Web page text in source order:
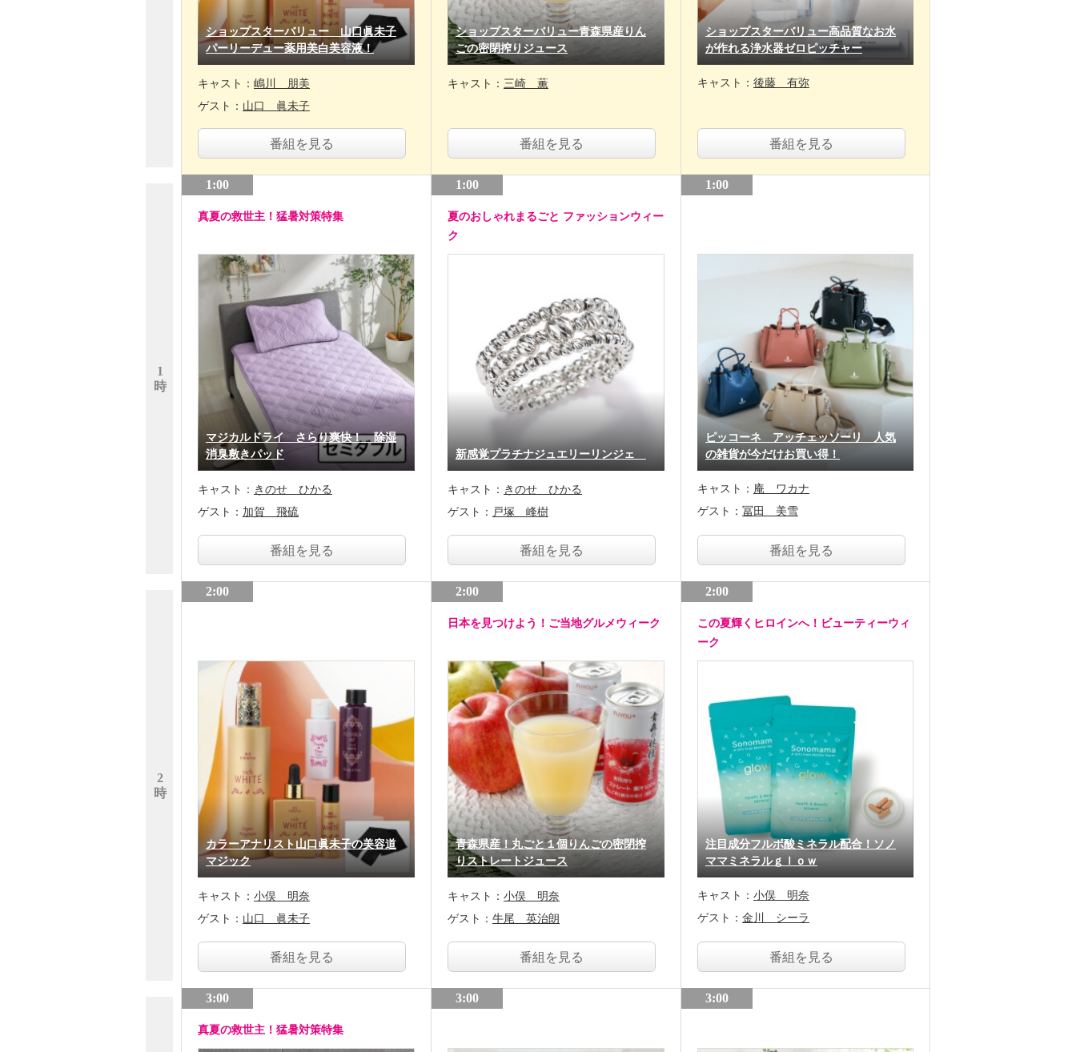
1
時
2
時
ショップスターバリュー 山口眞未子
パーリーデュー薬用美白美容液！
キャスト： 嶋川 朋美
ゲスト： 山口 眞未子
番組を見る
1:00
真夏の救世主！猛暑対策特集
マジカルドライ さらり爽快！ 除湿
消臭敷きパッド
キャスト： きのせ ひかる
ゲスト： 加賀 飛硫
番組を見る
2:00
カラーアナリスト山口眞未子の美容道
マジック
キャスト： 小俣 明奈
ゲスト： 山口 眞未子
番組を見る
3:00
真夏の救世主！猛暑対策特集
ショップスターバリュー青森県産りん
ごの密閉搾りジュース
キャスト： 三崎 薫
番組を見る
1:00
夏のおしゃれまるごと ファッションウィー
ク
新感覚プラチナジュエリーリンジェ
キャスト： きのせ ひかる
ゲスト： 戸塚 峰樹
番組を見る
2:00
日本を見つけよう！ご当地グルメウィーク
青森県産！丸ごと１個りんごの密閉搾
りストレートジュース
キャスト： 小俣 明奈
ゲスト： 牛尾 英治朗
番組を見る
3:00
ショップスターバリュー高品質なお水
が作れる浄水器ゼロピッチャー
キャスト： 後藤 有弥
番組を見る
1:00
ピッコーネ アッチェッソーリ 人気
の雑貨が今だけお買い得！
キャスト： 庵 ワカナ
ゲスト： 冨田 美雪
番組を見る
2:00
この夏輝くヒロインへ！ビューティーウィ
ーク
注目成分フルボ酸ミネラル配合！ソノ
ママミネラルｇｌｏｗ
キャスト： 小俣 明奈
ゲスト： 金川 シーラ
番組を見る
3:00